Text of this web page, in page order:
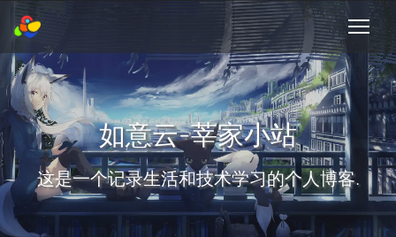
如意云-莘家小站
这是一个记录生活和技术学习的个人博客.